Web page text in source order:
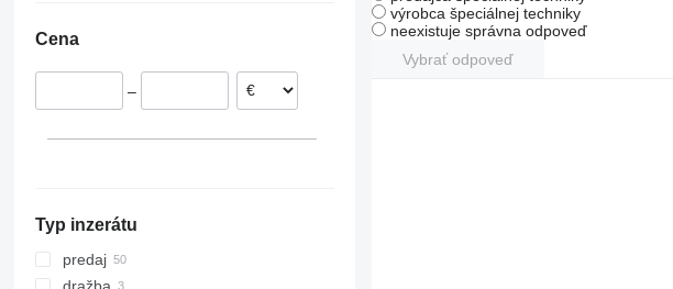
Nemecko
Holandsko
Cena
–
Typ inzerátu
predaj
výrobca špeciálnej techniky
neexistuje správna odpoveď
Vybrať odpoveď